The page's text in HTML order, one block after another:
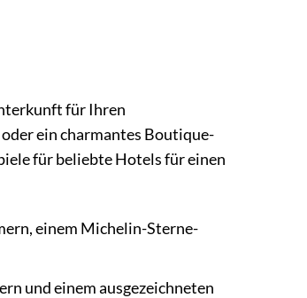
für Ihren
ein charmantes Boutique-
für beliebte Hotels für einen
einem Michelin-Sterne-
und einem ausgezeichneten